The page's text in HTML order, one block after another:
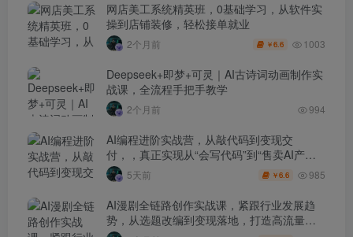
网店美工系统精英班，0基础学习，从软件实
操到店铺装修，轻松接单就业
2个月前 ￥6.6 1003
Deepseek+即梦+可灵｜AI古诗词动画制作实
战课，全流程手把手教学
2个月前 994
AI编程进阶实战营，从敲代码到变现交
付，，真正实现从“会写代码”到“售卖AI产品
盈利”的跨越
5天前 ￥6.6 985
AI漫剧全链路创作实战课，紧跟行业发展趋
势，从选题改编到变现落地，打造高流量优